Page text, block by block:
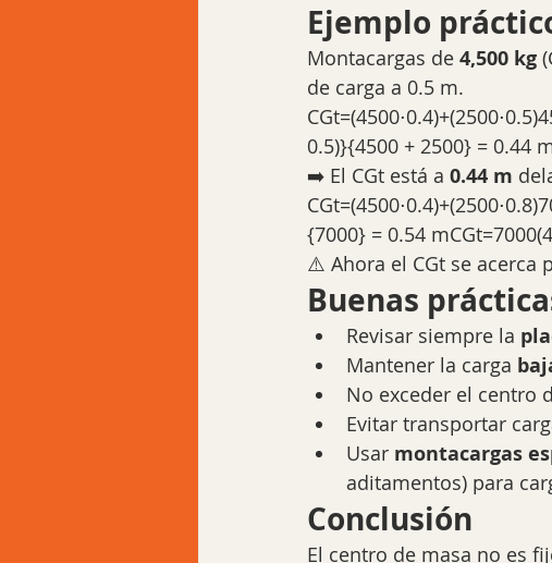
Ejemplo
Montacargas de 4,500 kg
de carga a 0.5 m.
0.5)}{4500 + 2500} = 0.44
➡️ El CGt está a 0.44 m
{7000} = 0.54
⚠️ Ahora el CGt se
Buenas
Revisar siempre la
Mantener la carga
No exceder el centro
Evitar transportar
Usar montacargas
aditamentos) para
Conclusión
El centro de masa no es